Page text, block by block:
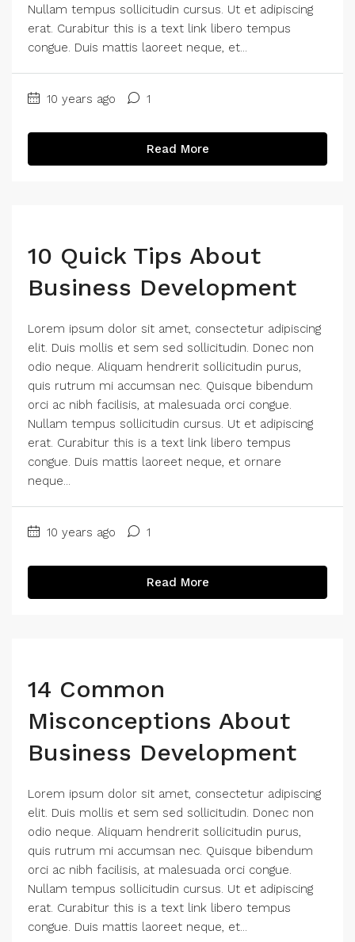
Nullam tempus sollicitudin cursus. Ut et adipiscing
erat. Curabitur this is a text link libero tempus
congue. Duis mattis laoreet neque, et...
10 years ago 1
Read More
10 Quick Tips About
Business Development
Lorem ipsum dolor sit amet, consectetur adipiscing
elit. Duis mollis et sem sed sollicitudin. Donec non
odio neque. Aliquam hendrerit sollicitudin purus,
quis rutrum mi accumsan nec. Quisque bibendum
orci ac nibh facilisis, at malesuada orci congue.
Nullam tempus sollicitudin cursus. Ut et adipiscing
erat. Curabitur this is a text link libero tempus
congue. Duis mattis laoreet neque, et ornare
neque...
10 years ago 1
Read More
14 Common
Misconceptions About
Business Development
Lorem ipsum dolor sit amet, consectetur adipiscing
elit. Duis mollis et sem sed sollicitudin. Donec non
odio neque. Aliquam hendrerit sollicitudin purus,
quis rutrum mi accumsan nec. Quisque bibendum
orci ac nibh facilisis, at malesuada orci congue.
Nullam tempus sollicitudin cursus. Ut et adipiscing
erat. Curabitur this is a text link libero tempus
congue. Duis mattis laoreet neque, et...